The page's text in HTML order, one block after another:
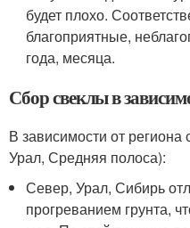
будет плохо.
благоприятные,
года, месяца.
Сбор свеклы в
В зависимости от
Урал, Средняя полоса):
Север, Урал, Сибирь
прогреванием грунта,